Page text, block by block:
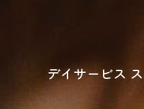
デイサービス